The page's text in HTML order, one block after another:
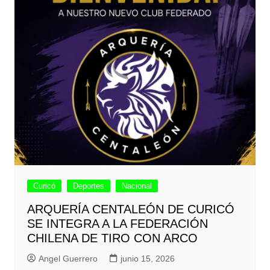
Curicó Deportes Nacional
ARQUERÍA CENTALEÓN DE CURICÓ
SE INTEGRA A LA FEDERACIÓN
CHILENA DE TIRO CON ARCO
Angel Guerrero junio 15, 2026